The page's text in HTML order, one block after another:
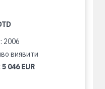
2006
виявити
5 046 EUR